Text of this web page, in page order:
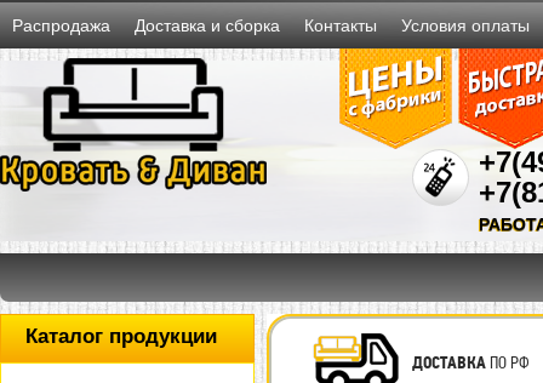
Распродажа Доставка и сборка Контакты Условия оплаты
Каталог продукции
ДОСТАВКАПО РФ